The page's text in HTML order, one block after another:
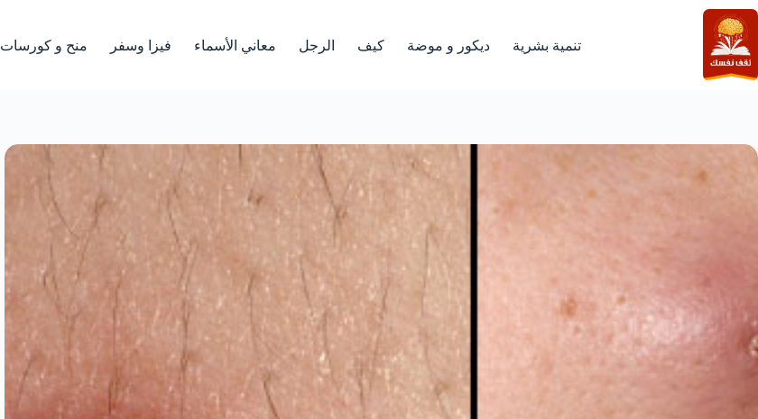
التجاوز
إلى
المحتوى
تنمية بشرية ديكور و موضة كيف الرجل معاني الأسماء فيزا وسفر منح و كورسات